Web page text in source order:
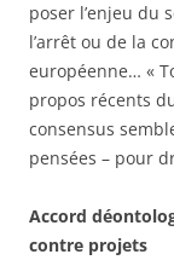
poser l’enjeu du
l’arrêt ou de la
européenne… «
propos récents
consensus
pensées – pour
Accord
contre projets